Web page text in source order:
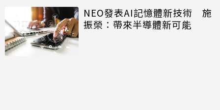
NEO發表AI記憶體新技術 施
振榮：帶來半導體新可能